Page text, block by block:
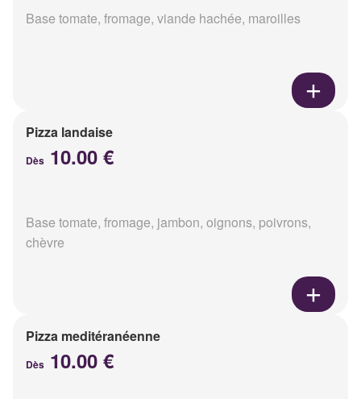
Base tomate, fromage, viande hachée, maroilles
Pizza landaise
Dès 10.00 €
Base tomate, fromage, jambon, oignons, poivrons,
chèvre
Pizza meditéranéenne
Dès 10.00 €